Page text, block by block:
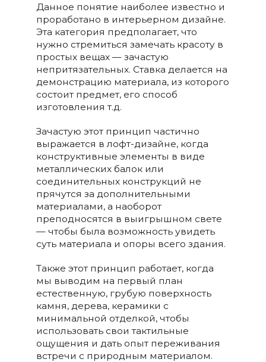
Данное понятие наиболее известно и
проработано в интерьерном дизайне.
Эта категория предполагает, что
нужно стремиться замечать красоту в
простых вещах — зачастую
непритязательных. Ставка делается на
демонстрацию материала, из которого
состоит предмет, его способ
изготовления т.д.
Зачастую этот принцип частично
выражается в лофт-дизайне, когда
конструктивные элементы в виде
металлических балок или
соединительных конструкций не
прячутся за дополнительными
материалами, а наоборот
преподносятся в выигрышном свете
— чтобы была возможность увидеть
суть материала и опоры всего здания.
Также этот принцип работает, когда
мы выводим на первый план
естественную, грубую поверхность
камня, дерева, керамики с
минимальной отделкой, чтобы
использовать свои тактильные
ощущения и дать опыт переживания
встречи с природным материалом.